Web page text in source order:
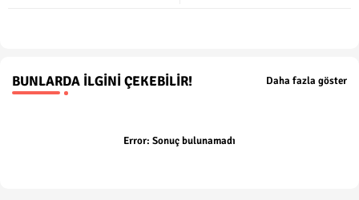
BUNLARDA İLGINI ÇEKEBILIR! Daha fazla göster
Error: Sonuç bulunamadı